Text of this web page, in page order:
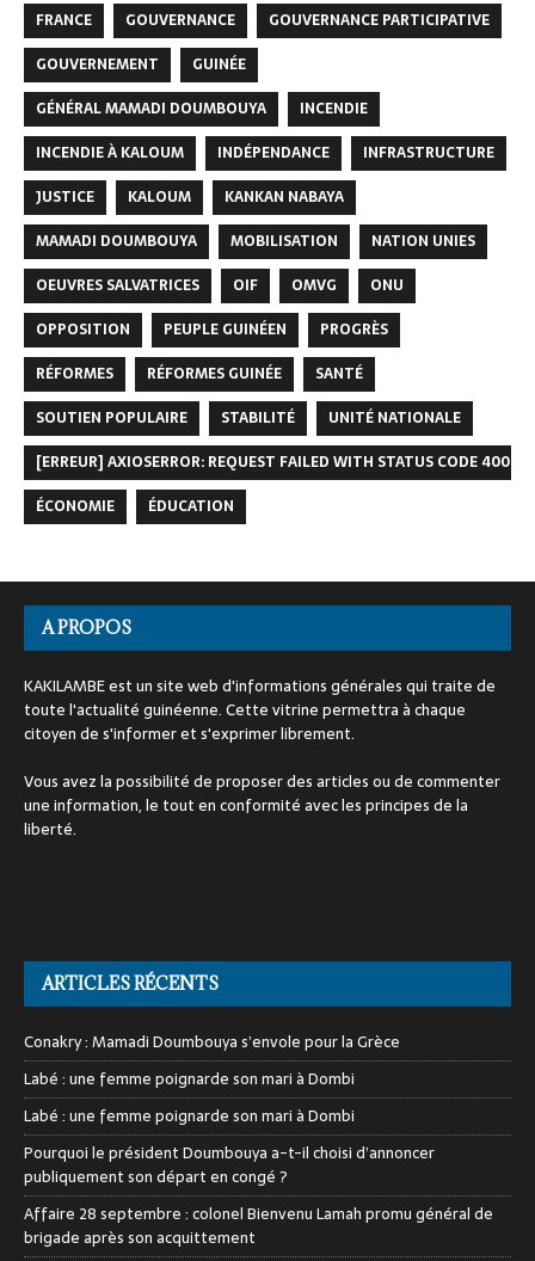
FRANCE
GOUVERNANCE
GOUVERNANCE PARTICIPATIVE
GOUVERNEMENT
GUINÉE
GÉNÉRAL MAMADI DOUMBOUYA
INCENDIE
INCENDIE À KALOUM
INDÉPENDANCE
INFRASTRUCTURE
JUSTICE
KALOUM
KANKAN NABAYA
MAMADI DOUMBOUYA
MOBILISATION
NATION UNIES
OEUVRES SALVATRICES
OIF OMVG
ONU
OPPOSITION
PEUPLE GUINÉEN
PROGRÈS
RÉFORMES
RÉFORMES GUINÉE
SANTÉ
SOUTIEN POPULAIRE
STABILITÉ
UNITÉ NATIONALE
[ERREUR] AXIOSERROR: REQUEST FAILED WITH STATUS CODE 400
ÉCONOMIE
ÉDUCATION
A PROPOS
KAKILAMBE est un site web d'informations générales qui traite de
toute l'actualité guinéenne. Cette vitrine permettra à chaque
citoyen de s'informer et s'exprimer librement.
Vous avez la possibilité de proposer des articles ou de commenter
une information, le tout en conformité avec les principes de la
liberté.
ARTICLES RÉCENTS
Conakry : Mamadi Doumbouya s’envole pour la Grèce
Labé : une femme poignarde son mari à Dombi
Labé : une femme poignarde son mari à Dombi
Pourquoi le président Doumbouya a-t-il choisi d’annoncer
publiquement son départ en congé ?
Affaire 28 septembre : colonel Bienvenu Lamah promu général de
brigade après son acquittement